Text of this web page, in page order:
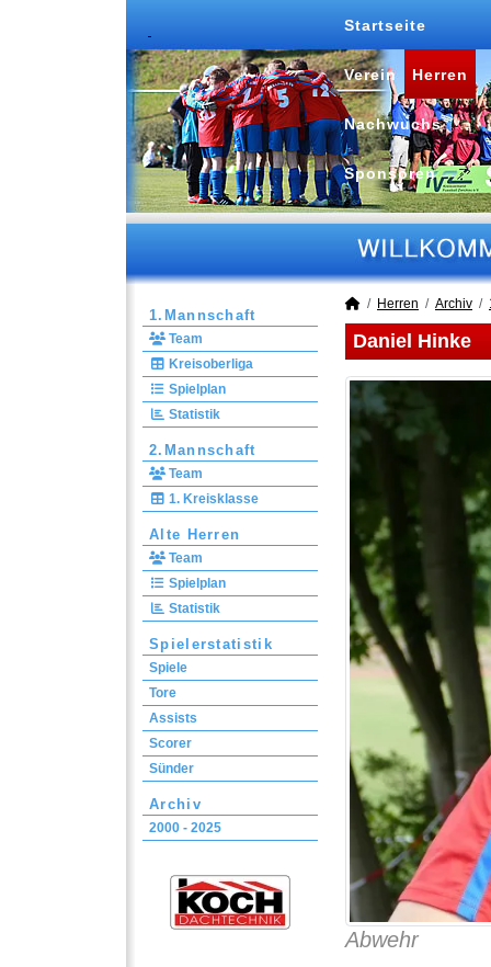
Startseite
Verein Herren
Nachwuchs
Sponsoren
1.Mannschaft
Team
Kreisoberliga
Spielplan
Statistik
2.Mannschaft
Team
1. Kreisklasse
Alte Herren
Team
Spielplan
Statistik
Spielerstatistik
Spiele
Tore
Assists
Scorer
Sünder
Archiv
2000 - 2025
Herren Archiv
Daniel Hinke
Abwehr